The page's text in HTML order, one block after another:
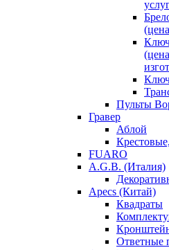
Пульты
Гравер
Аблой
FUARO
A.G.B. (Италия)
Apecs (Китай)
Квадраты
Ответные